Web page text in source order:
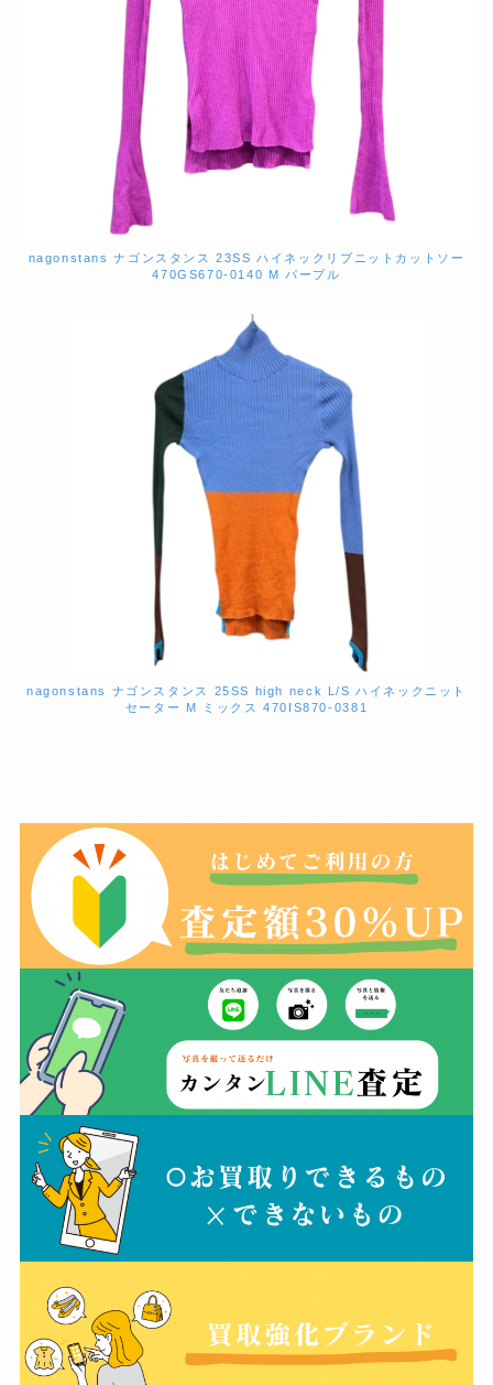
nagonstans ナゴンスタンス 23SS ハイネックリブニットカットソー
470GS670-0140 M パープル
nagonstans ナゴンスタンス 25SS high neck L/S ハイネックニット
セーター M ミックス 470IS870-0381